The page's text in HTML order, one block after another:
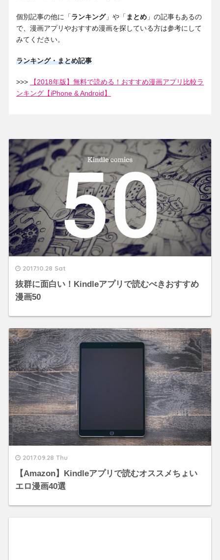
個別記事の他に「 ランキング」や「 まとめ」の記事もあるの
で、漫画アプリやおすすめ漫画を探している方は参考にして
みてください。
ランキング・まとめ記事
>>>
【2018年版】無料で読める！おすすめ漫画アプリ比較ラ
ンキング【iPhone & Android】
2017.10.28 Sat
抜群に面白い！Kindleアプリで読むべきおすすめ
漫画50
2017.09.28 Thu
【Amazon】Kindleアプリで読むオススメちょい
エロ漫画40選